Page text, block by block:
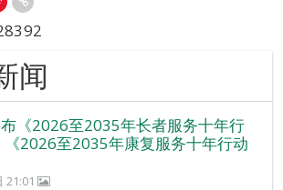
闻
《2026至2035年长者服务十年行
《2026至2035年康复服务十年行动
21:01